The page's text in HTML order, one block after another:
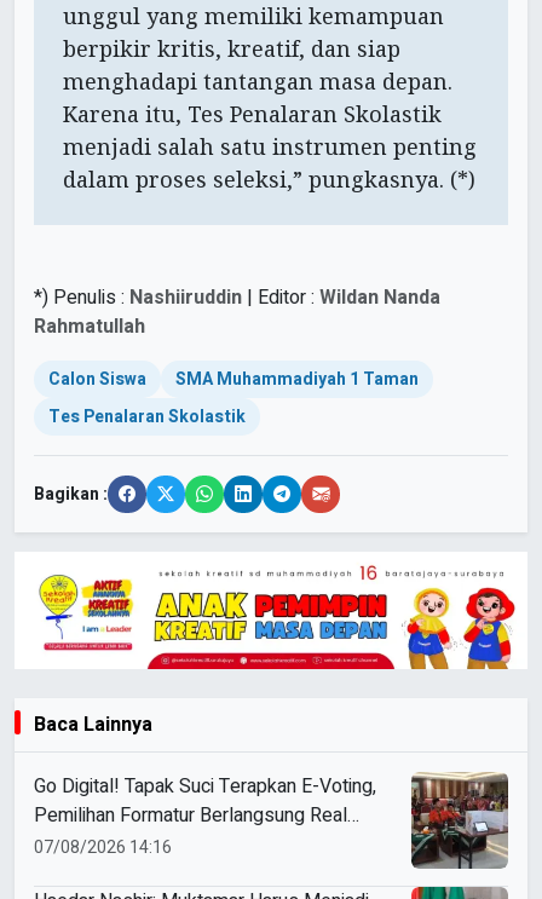
unggul yang memiliki kemampuan
berpikir kritis, kreatif, dan siap
menghadapi tantangan masa depan.
Karena itu, Tes Penalaran Skolastik
menjadi salah satu instrumen penting
dalam proses seleksi,” pungkasnya. (*)
*) Penulis : Nashiiruddin | Editor : Wildan Nanda
Rahmatullah
Calon Siswa
SMA Muhammadiyah 1 Taman
Tes Penalaran Skolastik
Bagikan :
Baca Lainnya
Go Digital! Tapak Suci Terapkan E-Voting,
Pemilihan Formatur Berlangsung Real
Time
07/08/2026 14:16